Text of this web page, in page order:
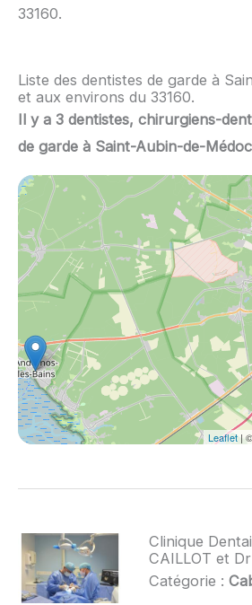
33160.
Liste des dentistes de garde à
et aux environs du 33160.
Il y a 3 dentistes, chirurgiens-
de garde à Saint-Aubin-de-
Leaflet |
Clinique
CAILLOT et
Catégorie :